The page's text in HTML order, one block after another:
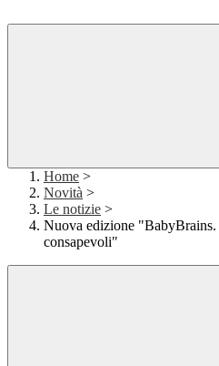
Home >
Novità >
Le notizie >
Nuova edizione
consapevoli"